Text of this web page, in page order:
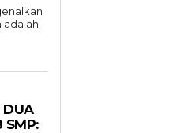
adalah
DUA
SMP: